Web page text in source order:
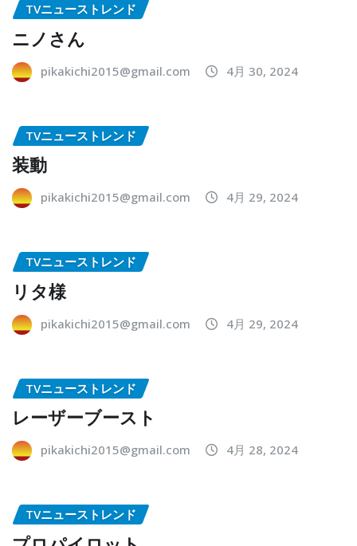
TVニューストレンド
ニノさん
pikakichi2015@gmail.com 4月 30, 2024
TVニューストレンド
装動
pikakichi2015@gmail.com 4月 29, 2024
TVニューストレンド
リタ様
pikakichi2015@gmail.com 4月 29, 2024
TVニューストレンド
レーザーブースト
pikakichi2015@gmail.com 4月 28, 2024
TVニューストレンド